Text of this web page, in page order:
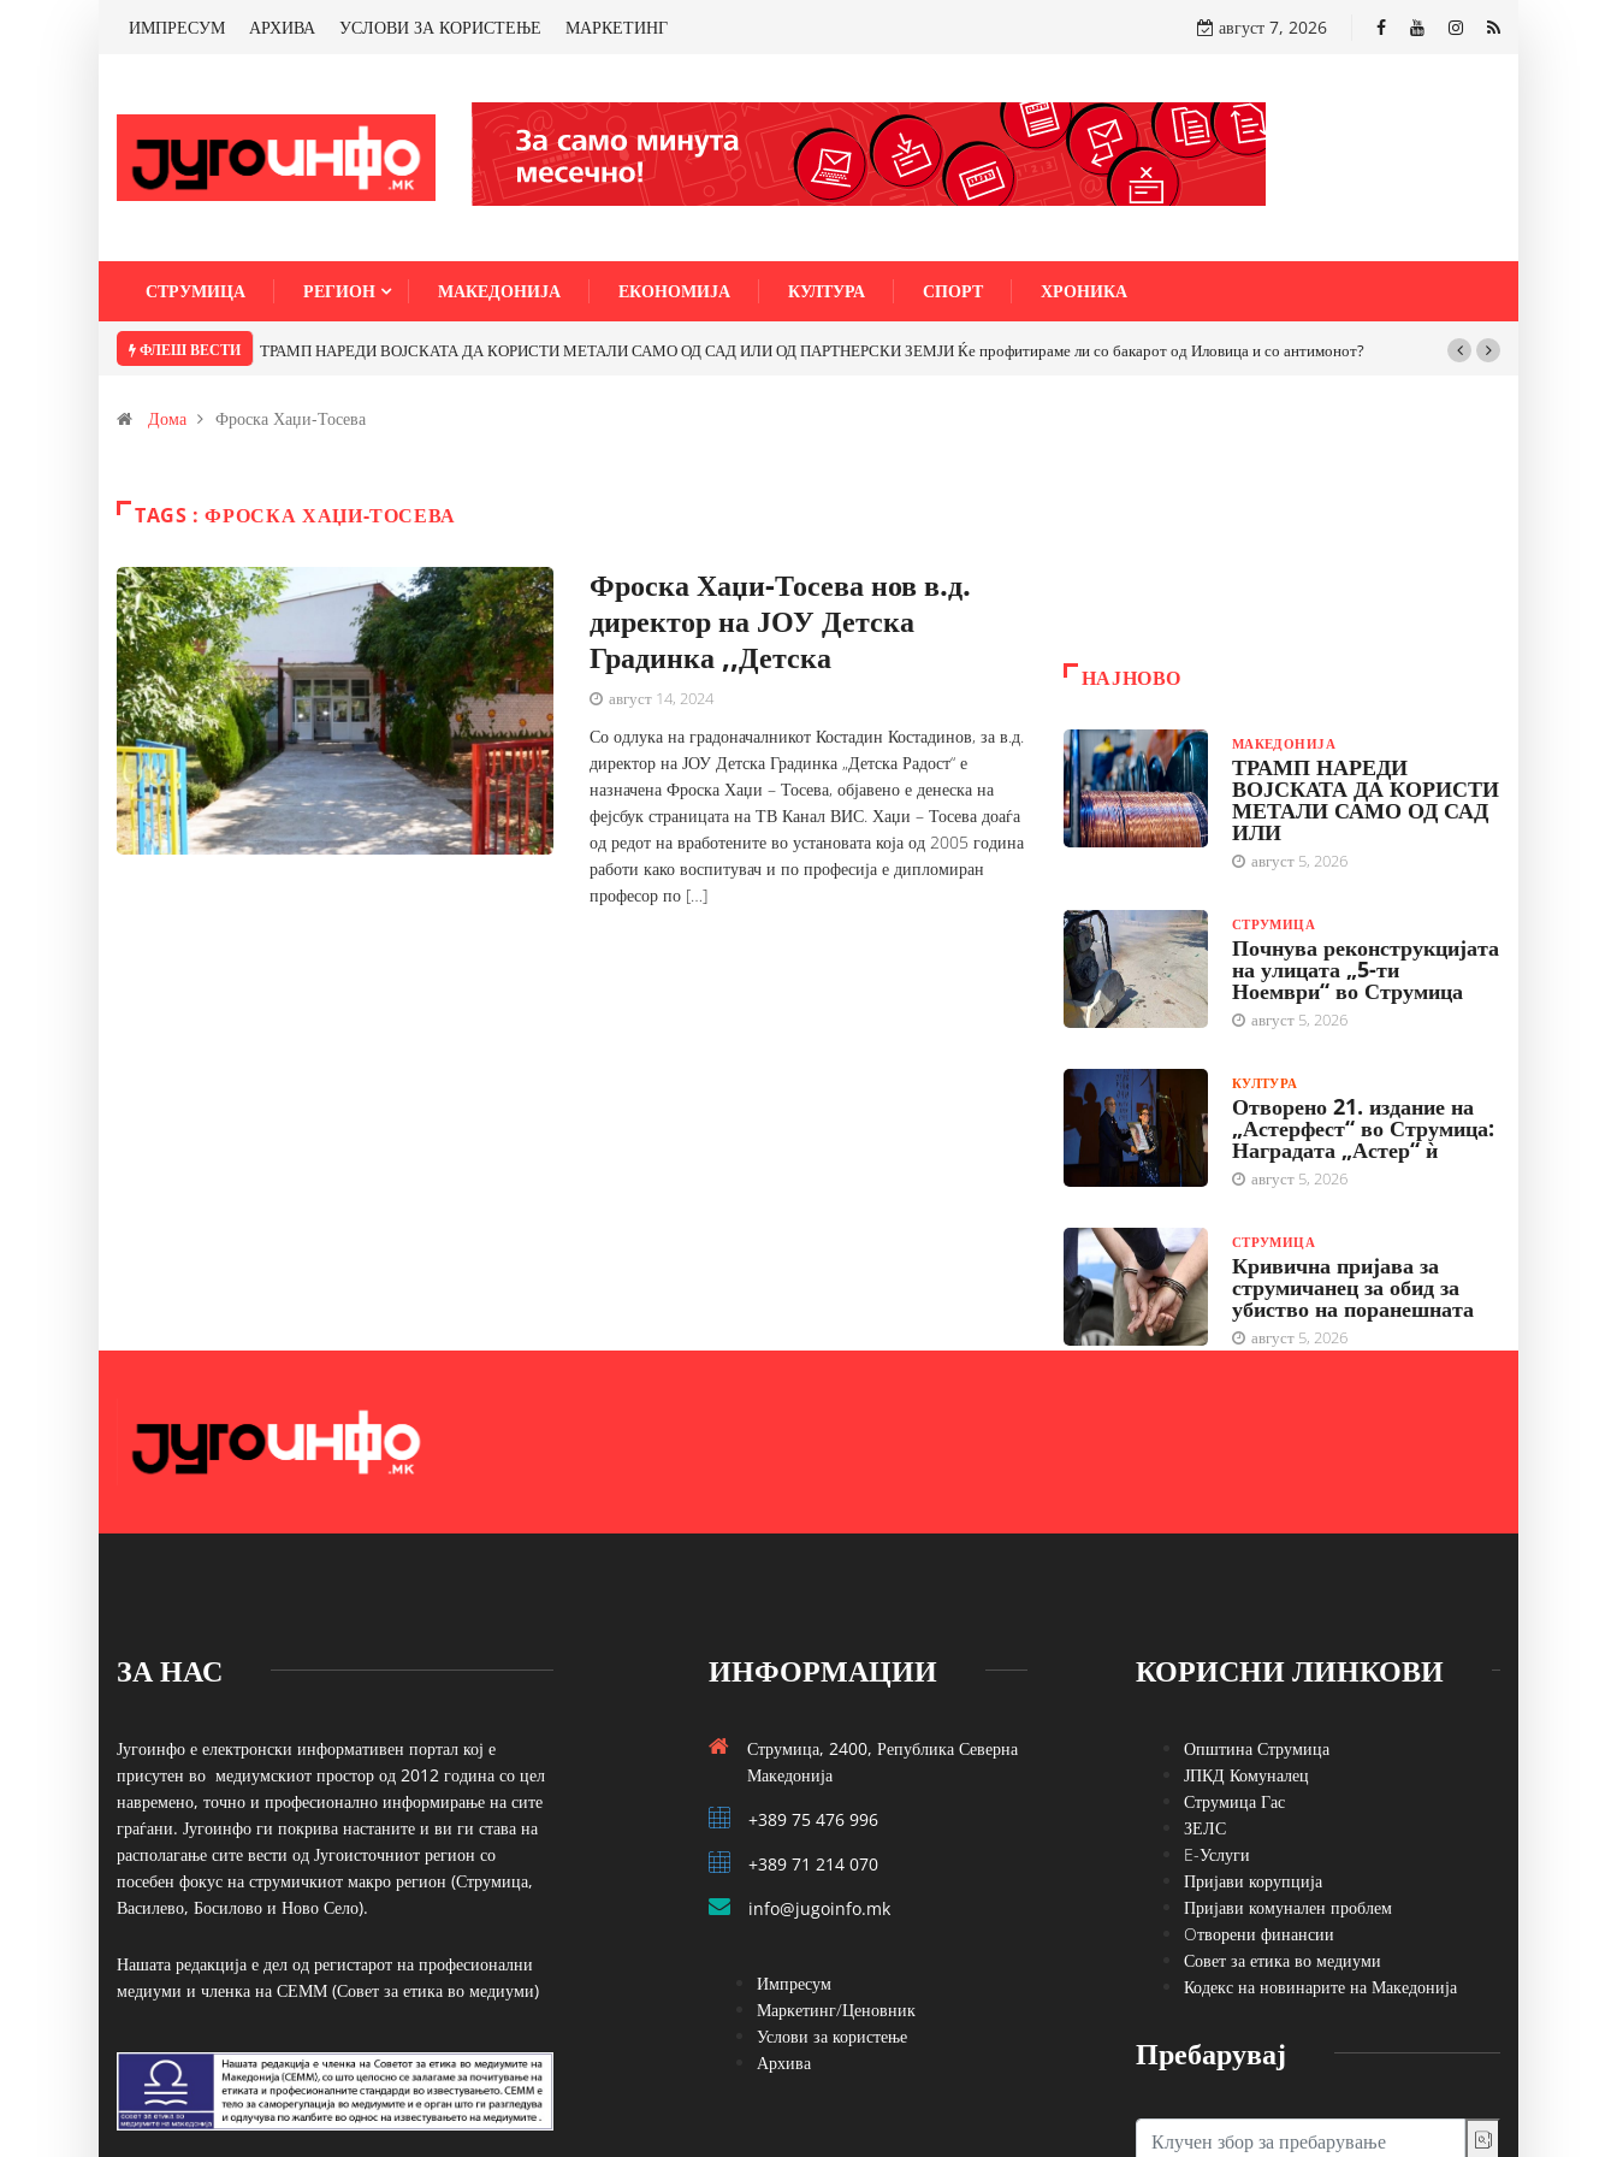
ИМПРЕСУМ АРХИВА УСЛОВИ ЗА КОРИСТЕЊЕ МАРКЕТИНГ август 7, 2026
СТРУМИЦА РЕГИОН МАКЕДОНИЈА ЕКОНОМИЈА КУЛТУРА СПОРТ ХРОНИКА
ФЛЕШ ВЕСТИ ТРАМП НАРЕДИ ВОЈСКАТА ДА КОРИСТИ МЕТАЛИ САМО ОД САД ИЛИ ОД ПАРТНЕРСКИ ЗЕМЈИ Ќе профитираме ли со бакарот од Иловица и со антимонот?
Дома Фроска Хаџи-Тосева
TAGS : ФРОСКА ХАЏИ-ТОСЕВА
Фроска Хаџи-Тосева нов в.д.
директор на ЈОУ Детска
Градинка ,,Детска
август 14, 2024
Со одлука на градоначалникот Костадин Костадинов, за в.д.
директор на ЈОУ Детска Градинка „Детска Радост“ е
назначена Фроска Хаџи – Тосева, објавено е денеска на
фејсбук страницата на ТВ Канал ВИС. Хаџи – Тосева доаѓа
од редот на вработените во установата која од 2005 година
работи како воспитувач и по професија е дипломиран
професор по […]
НАЈНОВО
МАКЕДОНИЈА
ТРАМП НАРЕДИ
ВОЈСКАТА ДА КОРИСТИ
МЕТАЛИ САМО ОД САД
ИЛИ
август 5, 2026
СТРУМИЦА
Почнува реконструкцијата
на улицата „5-ти
Ноември“ во Струмица
август 5, 2026
КУЛТУРА
Отворено 21. издание на
„Астерфест“ во Струмица:
Наградата „Астер“ ѝ
август 5, 2026
СТРУМИЦА
Кривична пријава за
струмичанец за обид за
убиство на поранешната
август 5, 2026
ЗА НАС
Југоинфо е електронски информативен портал кој е
присутен во медиумскиот простор од 2012 година со цел
навремено, точно и професионално информирање на сите
граѓани. Југоинфо ги покрива настаните и ви ги става на
располагање сите вести од Југоисточниот регион со
посебен фокус на струмичкиот макро регион (Струмица,
Василево, Босилово и Ново Село).
Нашата редакција е дел од регистарот на професионални
медиуми и членка на СЕММ (Совет за етика во медиуми)
ИНФОРМАЦИИ
Струмица, 2400, Република Северна
Македонија
+389 75 476 996
+389 71 214 070
info@jugoinfo.mk
Импресум
Маркетинг/Ценовник
Услови за користење
Архива
КОРИСНИ ЛИНКОВИ
Општина Струмица
ЈПКД Комуналец
Струмица Гас
ЗЕЛС
E-Услуги
Пријави корупција
Пријави комунален проблем
Oтворени финансии
Совет за етика во медиуми
Кодекс на новинарите на Македонија
Пребарувај